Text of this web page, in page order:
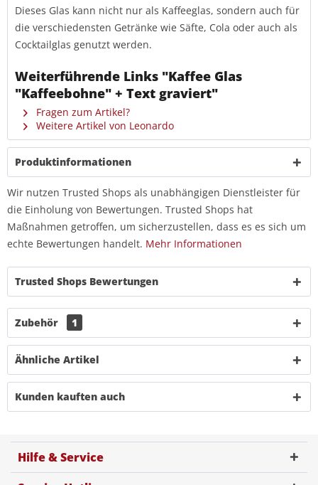
Dieses Glas kann nicht nur als Kaffeeglas, sondern auch für
die verschiedensten Getränke wie Säfte, Cola oder auch als
Cocktailglas genutzt werden.
Weiterführende Links "Kaffee Glas
"Kaffeebohne" + Text graviert"
Fragen zum Artikel?
Weitere Artikel von Leonardo
Produktinformationen
Wir nutzen Trusted Shops als unabhängigen Dienstleister für
die Einholung von Bewertungen. Trusted Shops hat
Maßnahmen getroffen, um sicherzustellen, dass es es sich um
echte Bewertungen handelt. Mehr Informationen
Trusted Shops Bewertungen
Zubehör 1
Ähnliche Artikel
Kunden kauften auch
Hilfe & Service